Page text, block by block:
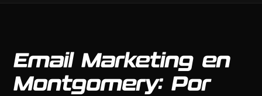
Email Marketing en
Montgomery: Por